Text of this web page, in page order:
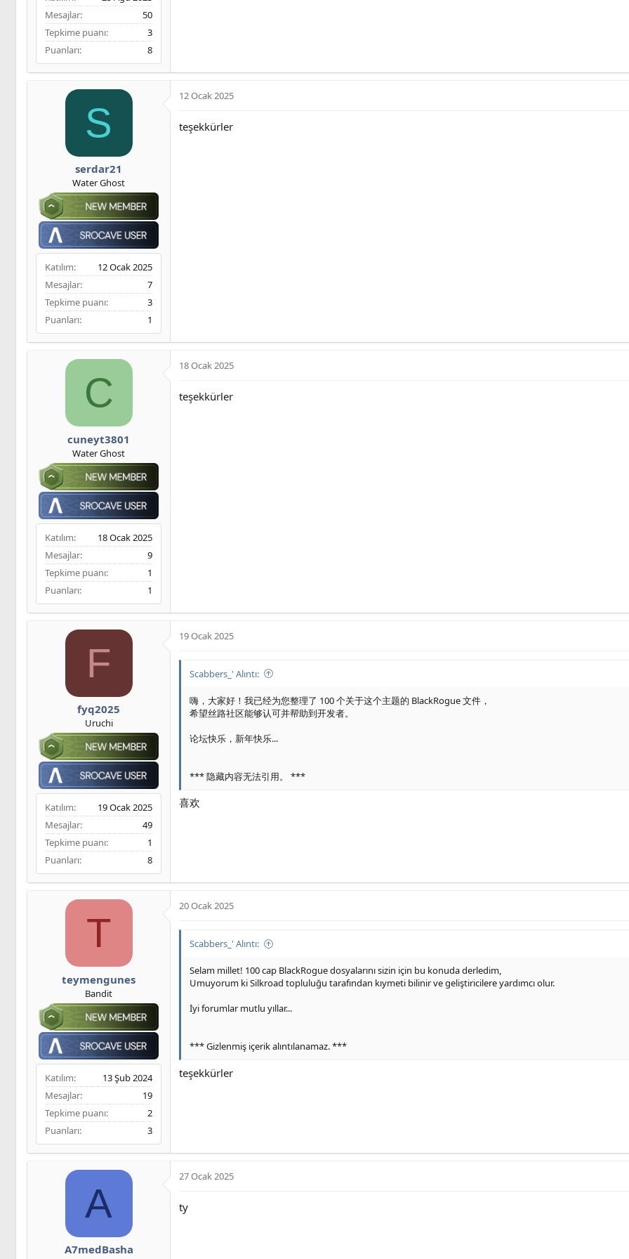
Mesajlar
50
Tepkime puanı
3
Puanları
8
S
serdar21
Water Ghost
Katılım
12 Ocak 2025
Mesajlar
7
Tepkime puanı
3
Puanları
1
12 Ocak 2025
teşekkürler
C
cuneyt3801
Water Ghost
Katılım
18 Ocak 2025
Mesajlar
9
Tepkime puanı
1
Puanları
1
18 Ocak 2025
teşekkürler
F
fyq2025
Uruchi
Katılım
19 Ocak 2025
Mesajlar
49
Tepkime puanı
1
Puanları
8
19 Ocak 2025
Scabbers_' Alıntı:
嗨，大家好！我已经为您整理了 100 个关于这个主题的 BlackRogue 文件，
希望丝路社区能够认可并帮助到开发者。
论坛快乐，新年快乐...
*** 隐藏内容无法引用。 ***
喜欢
T
teymengunes
Bandit
Katılım
13 Şub 2024
Mesajlar
19
Tepkime puanı
2
Puanları
3
20 Ocak 2025
Scabbers_' Alıntı:
Selam millet! 100 cap BlackRogue dosyalarını sizin için bu konuda derledim,
Umuyorum ki Silkroad topluluğu tarafından kıymeti bilinir ve geliştiricilere yardımcı olur.
İyi forumlar mutlu yıllar...
*** Gizlenmiş içerik alıntılanamaz. ***
teşekkürler
A
A7medBasha
27 Ocak 2025
ty